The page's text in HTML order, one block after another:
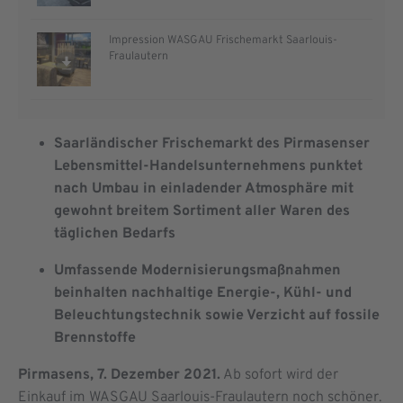
Impression WASGAU Frischemarkt Saarlouis-
Fraulautern
Saarländischer Frischemarkt des Pirmasenser
Lebensmittel-Handelsunternehmens punktet
nach Umbau in einladender Atmosphäre mit
gewohnt breitem Sortiment aller Waren des
täglichen Bedarfs
Umfassende Modernisierungsmaßnahmen
beinhalten nachhaltige Energie-, Kühl- und
Beleuchtungstechnik sowie Verzicht auf fossile
Brennstoffe
Pirmasens, 7. Dezember 2021. Ab sofort wird der
Einkauf im WASGAU Saarlouis-Fraulautern noch schöner.